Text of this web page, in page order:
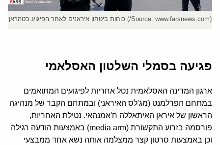
(Source: www.farsnews.com/) כוחות ביטחון איראנים לאחר הפיגוע בטהראן
פגיעה בסמלי השלטון האסלאמי
ארגון המדינה האסלאמית נטל אחריות לפיגועים המתואמים
במתחם הפרלמנט (מג'לס האיראני) ובמתחם הקבר של מנהיגה
הראשון של איראן האיתאללה ח'אמנהאי. נטילת האחריות,
פורסמה בזרוע התקשורת (media arm) באמצעות הודעה רגילה
וכן באמצעות סרטון קצר ממצלמה אותה נשא אחד ממבצעי